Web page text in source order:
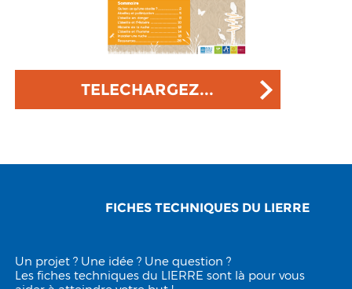
TELECHARGEZ...
FICHES TECHNIQUES DU LIERRE
Un projet ? Une idée ? Une question ?
Les fiches techniques du LIERRE sont là pour vous